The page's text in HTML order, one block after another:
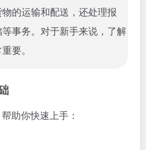
的运输和配送，还处理报
事务。对于新手来说，了解
要。
助你快速上手：